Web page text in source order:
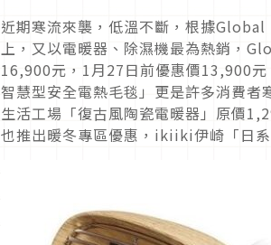
近期寒流來襲，低溫不斷，根據
上，又以電暖器、除濕機最為熱銷，
16,900元，1月27日前優惠價13,900
智慧型安全電熱毛毯」更是許多消費
生活工場「復古風陶瓷電暖器」原價
也推出暖冬專區優惠，ikiiki伊崎「日